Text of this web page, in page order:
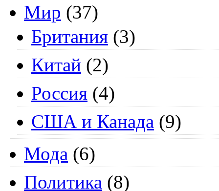
Мир (37)
Британия (3)
Китай (2)
Россия (4)
США и Канада (9)
Мода (6)
Политика (8)